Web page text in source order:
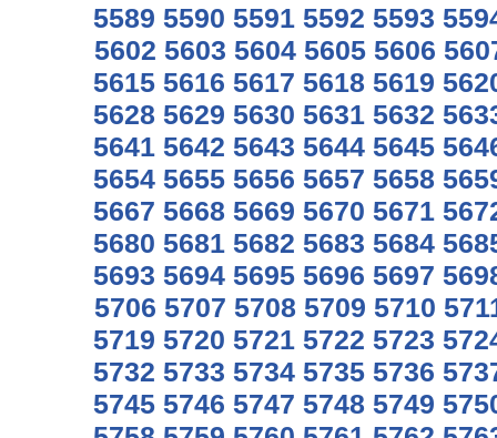
5589 5590 5591 5592 5593
5602 5603 5604 5605 5606
5615 5616 5617 5618 5619
5628 5629 5630 5631 5632
5641 5642 5643 5644 5645
5654 5655 5656 5657 5658
5667 5668 5669 5670 5671
5680 5681 5682 5683 5684
5693 5694 5695 5696 5697
5706 5707 5708 5709 5710
5719 5720 5721 5722 5723
5732 5733 5734 5735 5736
5745 5746 5747 5748 5749